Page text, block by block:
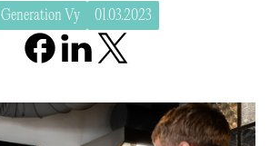
Generation Vy 01.03.2023